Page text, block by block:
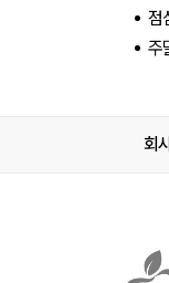
점
주
회